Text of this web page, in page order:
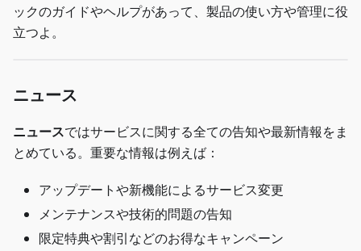
ックのガイドやヘルプがあって、製品の使い方や管理に役
立つよ。
ニュース
ニュースではサービスに関する全ての告知や最新情報をま
とめている。重要な情報は例えば：
アップデートや新機能によるサービス変更
メンテナンスや技術的問題の告知
限定特典や割引などのお得なキャンペーン